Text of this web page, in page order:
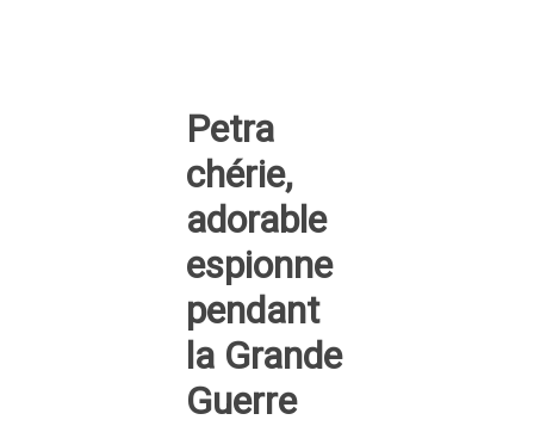
Petra
chérie,
adorable
espionne
pendant
la Grande
Guerre